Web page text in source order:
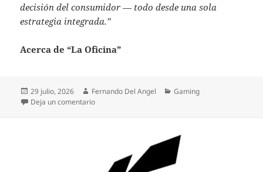
decisión del consumidor — todo desde una sola
estrategia integrada.”
Acerca de “La Oficina”
Publicado
el
29 julio, 2026 Autor
Fernando Del Angel Categorías
Gaming
Deja un comentarioen E pura y Amazon Ads crean contenido original